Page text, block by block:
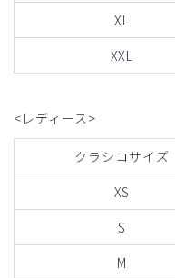
XL
XXL
<レディース>
クラシコサイズ
XS
S
M